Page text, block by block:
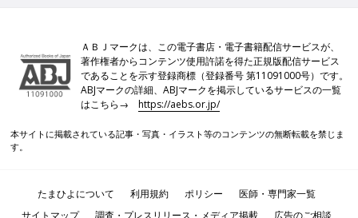
ＡＢＪマークは、この電子書店・電子書籍配信サービスが、
著作権者からコンテンツ使用許諾を得た正規版配信サービス
であることを示す登録商標（登録番号 第11091000号）です。
ABJマークの詳細、ABJマークを掲示しているサービスの一覧
はこちら→https://aebs.or.jp/
本サイトに掲載されている記事・写真・イラスト等のコンテンツの無断転載を禁じま
す。
たまひよについて 利用規約 ポリシー
医師・専門家一覧